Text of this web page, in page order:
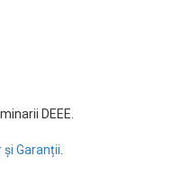
DEEE.
Garanții